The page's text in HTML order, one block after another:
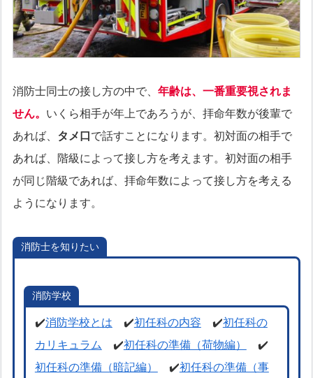
消防士同士の接し方の中で、年齢は、一番重要視されま
せん。 いくら相手が年上であろうが、拝命年数が後輩で
あれば、 タメ口 で話すことになります。初対面の相手で
あれば、階級によって接し方を考えます。初対面の相手
が同じ階級であれば、拝命年数によって接し方を考える
ようになります。
消防士を知りたい
消防学校
✔️消防学校とは ✔️初任科の内容 ✔️初任科の
カリキュラム
✔️初任科の準備（荷物編）
✔️
初任科の準備（暗記編）
✔️初任科の準備（事